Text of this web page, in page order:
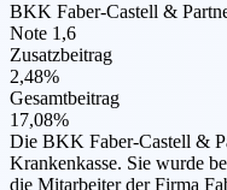
BKK Faber-Castell &
Note 1,6
Zusatzbeitrag
2,48%
Gesamtbeitrag
17,08%
Die BKK Faber-Castell &
Krankenkasse. Sie wurde
die Mitarbeiter der Firma